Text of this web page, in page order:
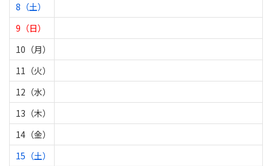
8（土）
9（日）
10（月）
11（火）
12（水）
13（木）
14（金）
15（土）